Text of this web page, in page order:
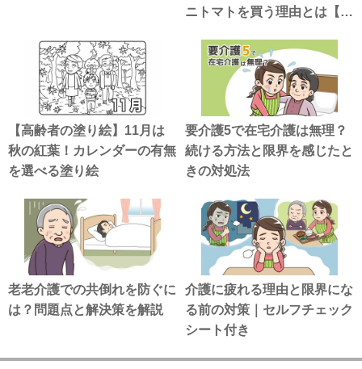
ニトマトを買う理由とは【介
【高齢者の塗り絵】11月は
秋の紅葉！カレンダーの有無
を選べる塗り絵
要介護5で在宅介護は無理？
続ける方法と限界を感じたと
きの対処法
老老介護での共倒れを防ぐに
は？問題点と解決策を解説
介護に疲れる理由と限界にな
る前の対策｜セルフチェック
シート付き